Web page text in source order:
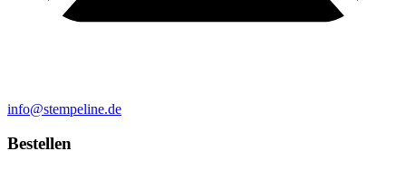
info@stempeline.de
Bestellen